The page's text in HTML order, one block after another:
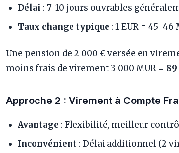
Délai : 7-10 jours ouvrables
Taux change typique : 1 EUR = 45-46
Une pension de 2 000 € versée en
moins frais de virement 3 000 MUR =
Approche 2 : Virement à Compte
Avantage : Flexibilité, meilleur
Inconvénient : Délai additionnel (2